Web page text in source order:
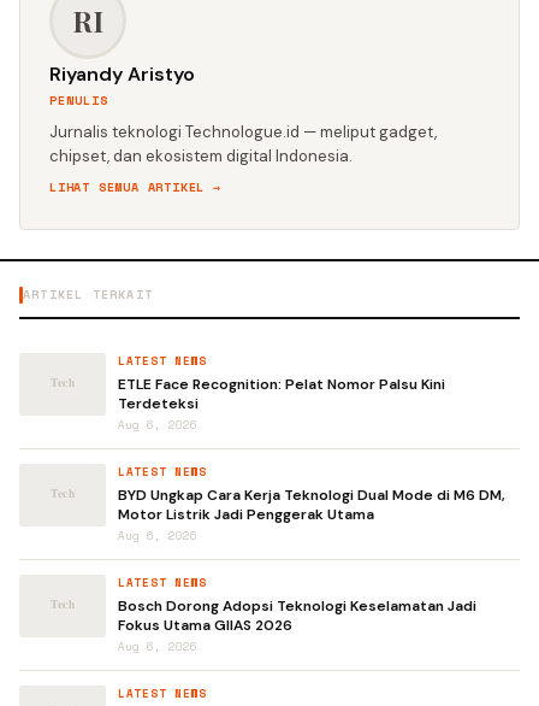
RI
Riyandy Aristyo
PENULIS
Jurnalis teknologi Technologue.id — meliput gadget,
chipset, dan ekosistem digital Indonesia.
LIHAT SEMUA ARTIKEL →
ARTIKEL TERKAIT
LATEST NEWS
ETLE Face Recognition: Pelat Nomor Palsu Kini
Terdeteksi
Aug 6, 2026
LATEST NEWS
BYD Ungkap Cara Kerja Teknologi Dual Mode di M6 DM,
Motor Listrik Jadi Penggerak Utama
Aug 6, 2026
LATEST NEWS
Bosch Dorong Adopsi Teknologi Keselamatan Jadi
Fokus Utama GIIAS 2026
Aug 6, 2026
LATEST NEWS